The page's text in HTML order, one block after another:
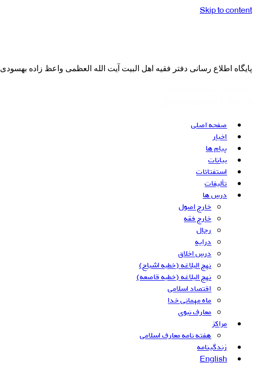
Skip to content
پایگاه اطلاع رسانی دفتر فقیه اهل البیت آیت الله العظمی واعظ زاده بهسودی
صفحه اصلی
اخبار
پیام ها
بیانات
استفتائات
تألیفات
درس ها
خارج اصول
خارج فقه
رجال
درایه
درس اخلاق
نهج البلاغه (خطبه اشباح)
نهج البلاغه (خطبه قاصعه)
اقتصاد اسلامی
ماه مهمانی خدا
معارف نبوی
مراکز
هفته نامه معارف اسلامی
زندگینامه
English